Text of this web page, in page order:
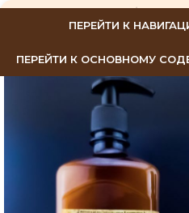
ПЕРЕЙТИ К
ПЕРЕЙТИ К ОСНОВНОМУ